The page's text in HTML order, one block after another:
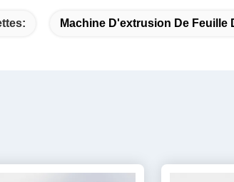
Machine D'extrusion De Feuille